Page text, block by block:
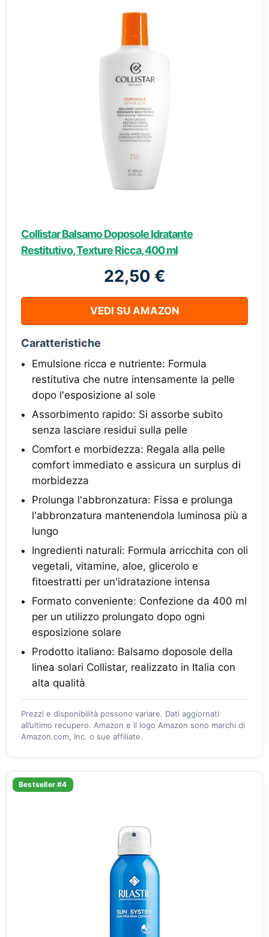
Collistar Balsamo Doposole Idratante
Restitutivo, Texture Ricca, 400 ml
22,50 €
VEDI SU AMAZON
Caratteristiche
Emulsione ricca e nutriente: Formula
restitutiva che nutre intensamente la pelle
dopo l'esposizione al sole
Assorbimento rapido: Si assorbe subito
senza lasciare residui sulla pelle
Comfort e morbidezza: Regala alla pelle
comfort immediato e assicura un surplus di
morbidezza
Prolunga l'abbronzatura: Fissa e prolunga
l'abbronzatura mantenendola luminosa più a
lungo
Ingredienti naturali: Formula arricchita con oli
vegetali, vitamine, aloe, glicerolo e
fitoestratti per un'idratazione intensa
Formato conveniente: Confezione da 400 ml
per un utilizzo prolungato dopo ogni
esposizione solare
Prodotto italiano: Balsamo doposole della
linea solari Collistar, realizzato in Italia con
alta qualità
Prezzi e disponibilità possono variare. Dati aggiornati
all’ultimo recupero. Amazon e il logo Amazon sono marchi di
Amazon.com, Inc. o sue affiliate.
Bestseller #4